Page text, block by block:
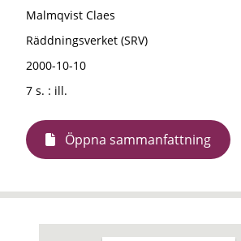
Malmqvist Claes
Räddningsverket (SRV)
2000-10-10
7 s. : ill.
Öppna sammanfattning